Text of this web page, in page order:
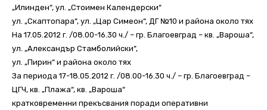
„Илинден“, ул. „Стоимен Календерски“
ул. „Скаптопара“, ул. „Цар Симеон“, ДГ №10 и района около тях
На 17.05.2012 г. /08.00-16.30 ч./ – гр. Благоевград – кв. „Вароша“,
ул. „Александър Стамболийски“,
ул. „Пирин“ и района около тях
За периода 17-18.05.2012 г. /08.00-16.30 ч./ – гр. Благоевград –
ЦГЧ, кв. „Плажа“, кв. „Вароша“
кратковременни прекъсвания поради оперативни